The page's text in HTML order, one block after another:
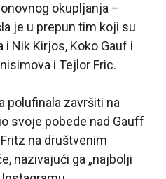
okupljanja –
je u prepun tim koji su
i Nik Kirjos, Koko Gauf i
i Tejlor Fric.
polufinala završiti na
svoje pobede nad Gauff
na društvenim
nazivajući ga „najbolji